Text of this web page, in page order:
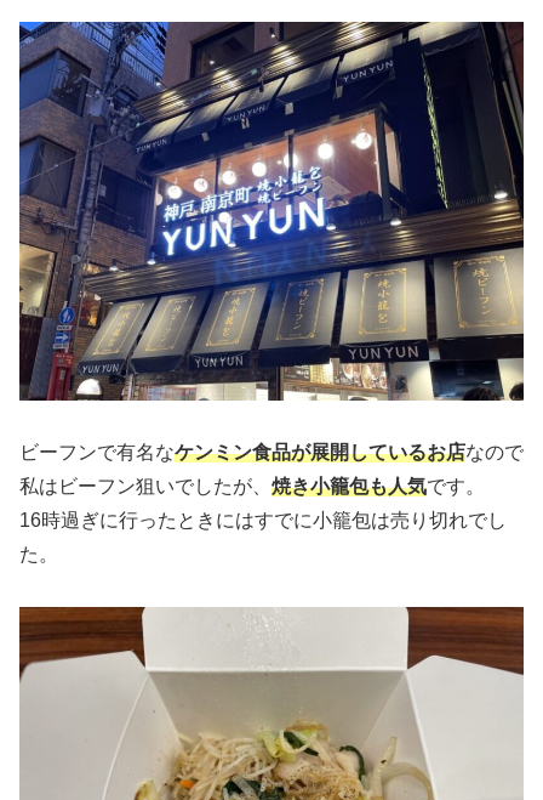
ビーフンで有名なケンミン食品が展開しているお店なので
私はビーフン狙いでしたが、 焼き小籠包も人気です。
16時過ぎに行ったときにはすでに小籠包は売り切れでし
た。